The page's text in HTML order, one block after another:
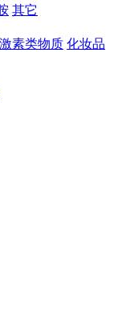
其它
素类物质 化妆品